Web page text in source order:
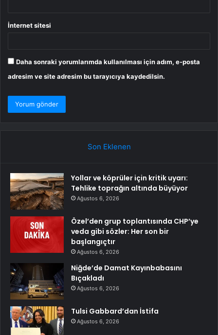
İnternet sitesi
Daha sonraki yorumlarımda kullanılması için adım, e-posta
adresim ve site adresim bu tarayıcıya kaydedilsin.
Son Eklenen
Yollar ve köprüler için kritik uyarı:
Tehlike toprağın altında büyüyor
Ağustos 6, 2026
Özel’den grup toplantısında CHP’ye
veda gibi sözler: Her son bir
başlangıçtır
Ağustos 6, 2026
Niğde’de Damat Kayınbabasını
Bıçakladı
Ağustos 6, 2026
Tulsi Gabbard’dan İstifa
Ağustos 6, 2026